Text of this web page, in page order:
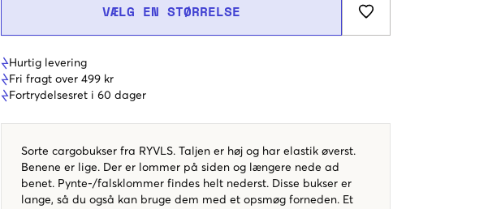
VÆLG EN STØRRELSE
Hurtig levering
Fri fragt over 499 kr
Fortrydelsesret i 60 dager
Sorte cargobukser fra RYVLS. Taljen er høj og har elastik øverst.
Benene er lige. Der er lommer på siden og længere nede ad
benet. Pynte-/falsklommer findes helt nederst. Disse bukser er
lange, så du også kan bruge dem med et opsmøg forneden. Et